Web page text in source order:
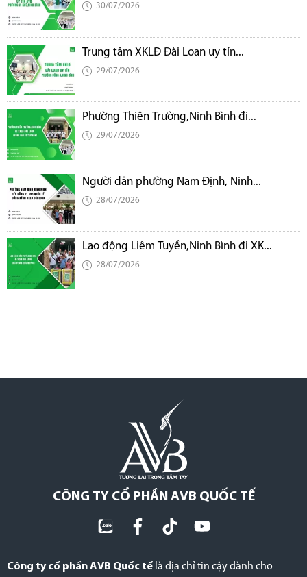
30/07/2026
Trung tâm XKLĐ Đài Loan uy tín...
29/07/2026
Phường Thiên Trường,Ninh Bình đi...
29/07/2026
Người dân phường Nam Định, Ninh...
28/07/2026
Lao động Liêm Tuyền,Ninh Bình đi XK...
28/07/2026
CÔNG TY CỔ PHẦN AVB QUỐC TẾ
Công ty cổ phần AVB Quốc tế là địa chỉ tin cậy dành cho